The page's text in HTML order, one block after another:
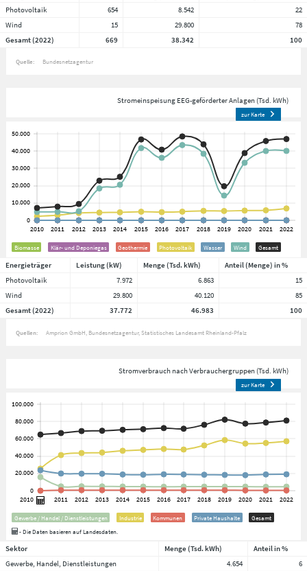
Photovoltaik
654 8.542
22
Wind
15 29.800
78
Gesamt (2022)
669 38.342 100
Quelle: Bundesnetzagentur
Stromeinspeisung EEG-geförderter Anlagen (Tsd. kWh)
zur Karte
Biomasse Klär- und Deponiegas Geothermie Photovoltaik Wasser Wind Gesamt
Energieträger Leistung (kW) Menge (Tsd. kWh)
Anteil (Menge) in %
Photovoltaik
7.972 6.863
15
Wind
29.800 40.120
85
Gesamt (2022)
37.772 46.983 100
Quellen: Amprion GmbH Bundesnetzagentur Statistisches Landesamt Rheinland-Pfalz
Stromverbrauch nach Verbrauchergruppen (Tsd. kWh)
zur Karte
Gewerbe / Handel / Dienstleistungen Industrie Kommunen Private Haushalte
Gesamt
- Die Daten basieren auf Landesdaten.
Sektor Menge (Tsd. kWh)
Anteil in %
Gewerbe, Handel, Dienstleistungen
4.654
6